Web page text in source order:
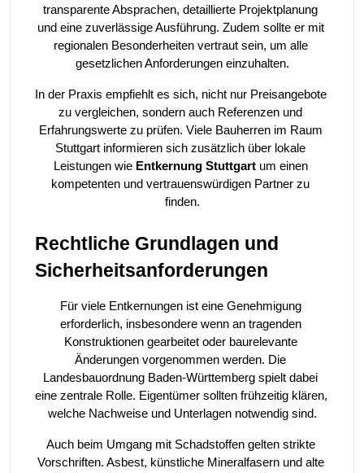
transparente Absprachen, detaillierte Projektplanung
und eine zuverlässige Ausführung. Zudem sollte er mit
regionalen Besonderheiten vertraut sein, um alle
gesetzlichen Anforderungen einzuhalten.
In der Praxis empfiehlt es sich, nicht nur Preisangebote
zu vergleichen, sondern auch Referenzen und
Erfahrungswerte zu prüfen. Viele Bauherren im Raum
Stuttgart informieren sich zusätzlich über lokale
Leistungen wie Entkernung Stuttgart um einen
kompetenten und vertrauenswürdigen Partner zu
finden.
Rechtliche Grundlagen und
Sicherheitsanforderungen
Für viele Entkernungen ist eine Genehmigung
erforderlich, insbesondere wenn an tragenden
Konstruktionen gearbeitet oder baurelevante
Änderungen vorgenommen werden. Die
Landesbauordnung Baden-Württemberg spielt dabei
eine zentrale Rolle. Eigentümer sollten frühzeitig klären,
welche Nachweise und Unterlagen notwendig sind.
Auch beim Umgang mit Schadstoffen gelten strikte
Vorschriften. Asbest, künstliche Mineralfasern und alte